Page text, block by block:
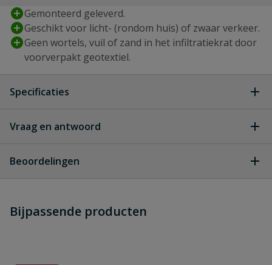
Gemonteerd geleverd.
Geschikt voor licht- (rondom huis) of zwaar verkeer.
Geen wortels, vuil of zand in het infiltratiekrat door
voorverpakt geotextiel.
Specificaties
Type aansluiting manchet
Vraag en antwoord
dit product?
Beoordelingen
Schrijf zelf een beoordeling
Bijpassende producten